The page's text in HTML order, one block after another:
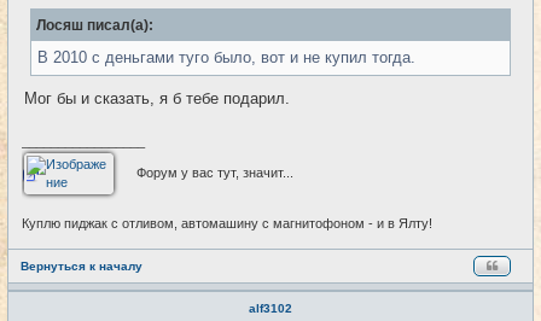
е
н
Лосяш писал(а):
В 2010 с деньгами туго было, вот и не купил тогда.
Мог бы и сказать, я б тебе подарил.
Форум у вас тут, значит...
Куплю пиджак с отливом, автомашину с магнитофоном - и в Ялту!
Вернуться к началу
alf3102